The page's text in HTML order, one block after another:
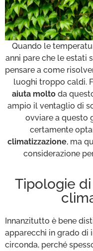
Quando le
anni pare che le estati
pensare a come
luoghi troppo caldi.
aiuta molto da
ampio il ventaglio di
ovviare a questo
certamente
climatizzazione, ma
considerazione
Tipologie
Innanzitutto è bene
apparecchi in grado di
circonda, perché